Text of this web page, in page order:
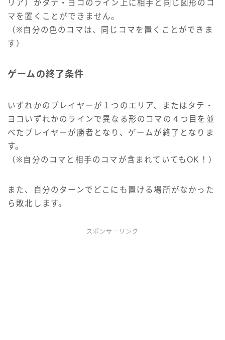
リア）かタテ・ヨコのライン上に相手と同じ図形のコ
マを置くことができません。
（※自分の色のコマは、同じコマを置くことができま
す）
ゲームの終了条件
いずれかのプレイヤーが１つのエリア、またはタテ・
ヨコいずれかのラインで異なる形のコマの４つ目を並
べたプレイヤーが勝者となり、ゲームが終了となりま
す。
（※自分のコマと相手のコマが含まれていてもOK！）
また、自分のターンでどこにも置ける場所がなかった
ら敗北します。
スポンサーリンク